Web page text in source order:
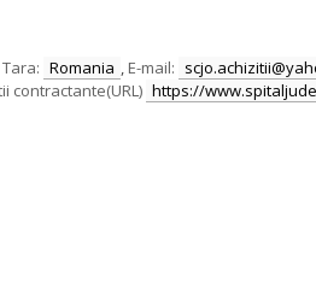
Tara: Romania , E-mail:
contractante(URL) https://